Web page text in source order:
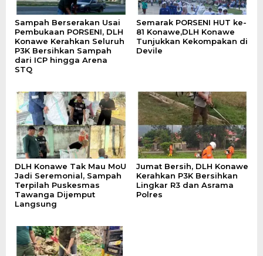
Sampah Berserakan Usai
Pembukaan PORSENI, DLH
Konawe Kerahkan Seluruh
P3K Bersihkan Sampah
dari ICP hingga Arena
STQ
Semarak PORSENI HUT ke-
81 Konawe,DLH Konawe
Tunjukkan Kekompakan di
Devile
DLH Konawe Tak Mau MoU
Jadi Seremonial, Sampah
Terpilah Puskesmas
Tawanga Dijemput
Langsung
Jumat Bersih, DLH Konawe
Kerahkan P3K Bersihkan
Lingkar R3 dan Asrama
Polres